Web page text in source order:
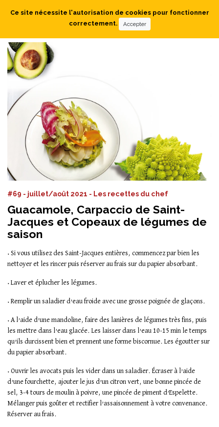
#69 - juillet/août 2021 - Les recettes du chef
Guacamole, Carpaccio de Saint-
Jacques et Copeaux de légumes de
saison
• Si vous utilisez des Saint-Jacques entières, commencez par bien les
nettoyer et les rincer puis réserver au frais sur du papier absorbant.
• Laver et éplucher les légumes.
• Remplir un saladier d’eau froide avec une grosse poignée de glaçons.
• A l’aide d’une mandoline, faire des lanières de légumes très fins, puis
les mettre dans l’eau glacée. Les laisser dans l’eau 10-15 min le temps
qu’ils durcissent bien et prennent une forme biscornue. Les égoutter sur
du papier absorbant.
• Ouvrir les avocats puis les vider dans un saladier. Écraser à l’aide
d’une fourchette, ajouter le jus d’un citron vert, une bonne pincée de
sel, 3-4 tours de moulin à poivre, une pincée de piment d’Espelette.
Mélanger puis goûter et rectifier l’assaisonnement à votre convenance.
Réserver au frais.
Ce site nécessite l'autorisation de cookies pour fonctionner
correctement.
Accepter